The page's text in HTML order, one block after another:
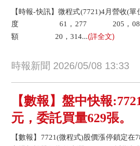
【時報-快訊】微程式(7721)4
度 61，277 205，087
額 20，314...(詳全文)
時報新聞 2026/05/08 13:33
【數報】盤中快報
元，委託買量629張。
【數報】7721(微程式)股價漲停鎖定